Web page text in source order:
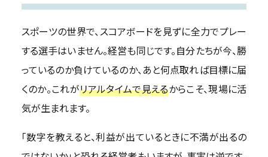
スポーツの世界で、スコアボードを見ずに全力でプレー
する選手はいません。経営も同じです。自分たちが今、勝
っているのか負けているのか、あと何点取れば目標に届
くのか。これがリアルタイムで見えるからこそ、現場に活
気が生まれます。
「数字を教えると、利益が出ているときに不満が出るの